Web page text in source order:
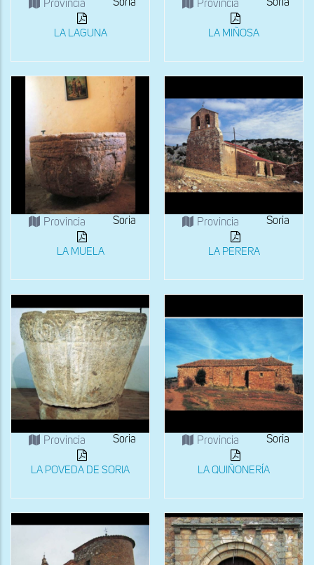
Provincia Soria
LA LAGUNA
Provincia Soria
LA MIÑOSA
Provincia Soria
LA MUELA
Provincia Soria
LA PERERA
Provincia Soria
LA POVEDA DE SORIA
Provincia Soria
LA QUIÑONERÍA